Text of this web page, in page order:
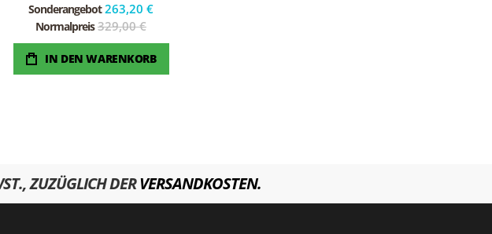
Sonderangebot 263,20 €
Normalpreis 329,00 €
IN DEN WARENKORB
ZUZÜGLICH DERVERSANDKOSTEN.